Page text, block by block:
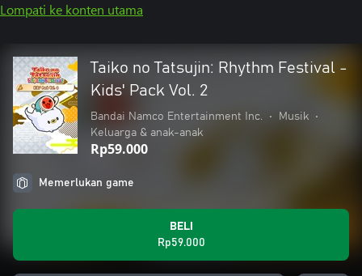
Lompati ke konten utama
Taiko no Tatsujin: Rhythm Festival -
Kids' Pack Vol. 2
Bandai Namco Entertainment Inc. • Musik
•
Keluarga & anak-anak
Rp59.000
Memerlukan game
BELI
Rp59.000